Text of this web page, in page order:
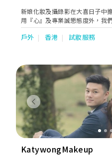
新調整妝容焦點與髮型結構，讓每次登場
妝｜全程隨侍在側的「安全感」】 全程密切關注： 化妝師絕
完妝就離場。從入場前、證婚、
修正飛散髮絲、流汗或唇妝細節
容濃度，確保現場與相片效果同
新娘化妝及攝錄影在大喜日子中
用『心』及專業誠懇態度外，我
要。本公司的化妝造型師及攝錄
最珍貴、最重要一天而值得驕傲。
戶外 香港 試妝服務
Previous
KatywongMakeup